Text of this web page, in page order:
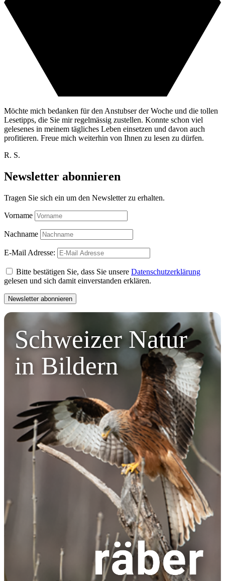
Möchte mich bedanken für den Anstubser der Woche und die tollen
Lesetipps, die Sie mir regelmässig zustellen. Konnte schon viel
gelesenes in meinem tägliches Leben einsetzen und davon auch
profitieren. Freue mich weiterhin von Ihnen zu lesen zu dürfen.
R. S.
Newsletter abonnieren
Tragen Sie sich ein um den Newsletter zu erhalten.
Vorname
Nachname
E-Mail Adresse:
Bitte bestätigen Sie, dass Sie unsere Datenschutzerklärung
gelesen und sich damit einverstanden erklären.
Schweizer Natur
in Bildern